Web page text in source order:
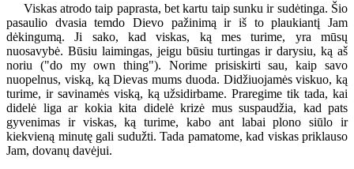
Viskas atrodo taip paprasta, bet kartu taip sunku ir sudėtinga. Šio
pasaulio dvasia temdo Dievo pažinimą ir iš to plaukiantį Jam
dėkingumą. Ji sako, kad viskas, ką mes turime, yra mūsų
nuosavybė. Būsiu laimingas, jeigu būsiu turtingas ir darysiu, ką aš
noriu ("do my own thing"). Norime prisiskirti sau, kaip savo
nuopelnus, viską, ką Dievas mums duoda. Didžiuojamės viskuo, ką
turime, ir savinamės viską, ką užsidirbame. Praregime tik tada, kai
didelė liga ar kokia kita didelė krizė mus suspaudžia, kad pats
gyvenimas ir viskas, ką turime, kabo ant labai plono siūlo ir
kiekvieną minutę gali sudužti. Tada pamatome, kad viskas priklauso
Jam, dovanų davėjui.